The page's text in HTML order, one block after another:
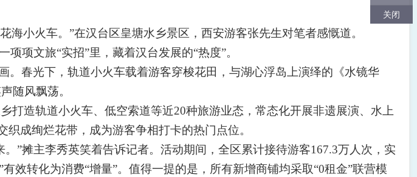
海小火车。”在汉台区皇塘水乡景区，西安游客张先生对笔者感慨道。
项文旅“实招”里，藏着汉台发展的“热度”。
春光下，轨道小火车载着游客穿梭花田，与湖心浮岛上演绎的《水镜华
随风飘荡。
打造轨道小火车、低空索道等近20种旅游业态，常态化开展非遗展演、水上
成绚烂花带，成为游客争相打卡的热门点位。
”摊主李秀英笑着告诉记者。活动期间，全区累计接待游客167.3万人次，实
效转化为消费“增量”。值得一提的是，所有新增商铺均采取“0租金”联营模
关闭